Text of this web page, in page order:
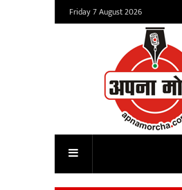
Friday 7 August 2026